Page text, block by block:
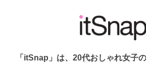
「itSnap」は、20代おしゃれ女子